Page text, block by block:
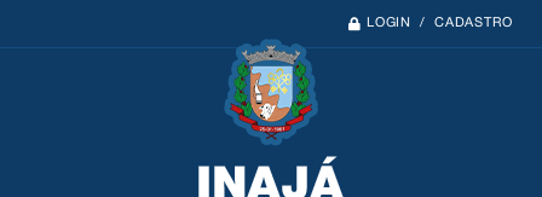
LOGIN / CADASTRO